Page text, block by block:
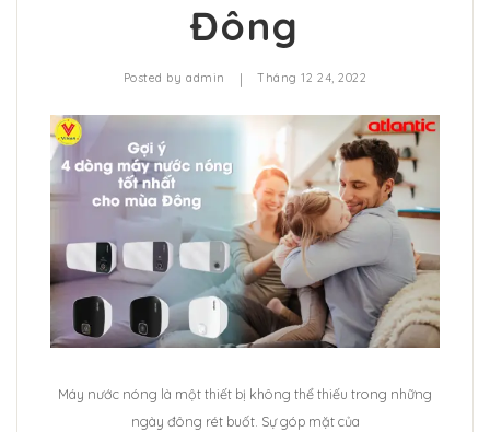
Đông
Posted by admin | Tháng 12 24, 2022
Máy nước nóng là một thiết bị không thể thiếu trong những
ngày đông rét buốt. Sự góp mặt của